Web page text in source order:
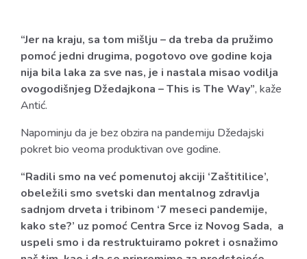
“Jer na kraju, sa tom mišlju – da treba da pružimo
pomoć jedni drugima, pogotovo ove godine koja
nija bila laka za sve nas, je i nastala misao vodilja
ovogodišnjeg Džedajkona – This is The Way”, kaže
Antić.
Napominju da je bez obzira na pandemiju Džedajski
pokret bio veoma produktivan ove godine.
“Radili smo na već pomenutoj akciji ‘Zaštitilice’,
obeležili smo svetski dan mentalnog zdravlja
sadnjom drveta i tribinom ‘7 meseci pandemije,
kako ste?’ uz pomoć Centra Srce iz Novog Sada, a
uspeli smo i da restruktuiramo pokret i osnažimo